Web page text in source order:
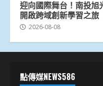
迎向國際舞台！南投旭
開啟跨域創新學習之旅
2026-08-08
點傳媒NEWS586